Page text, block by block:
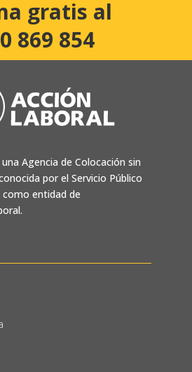
gratis al
869 854
Agencia de Colocación sin
por el Servicio Público
como entidad de